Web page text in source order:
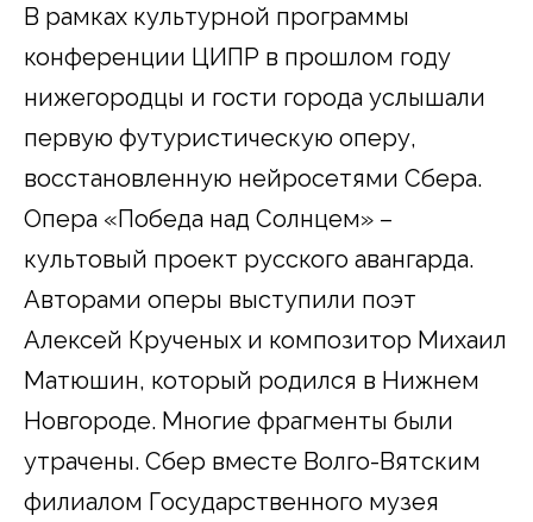
В рамках культурной программы
конференции ЦИПР в прошлом году
нижегородцы и гости города услышали
первую футуристическую оперу,
восстановленную нейросетями Сбера.
Опера «Победа над Солнцем» –
культовый проект русского авангарда.
Авторами оперы выступили поэт
Алексей Крученых и композитор Михаил
Матюшин, который родился в Нижнем
Новгороде. Многие фрагменты были
утрачены. Сбер вместе Волго-Вятским
филиалом Государственного музея